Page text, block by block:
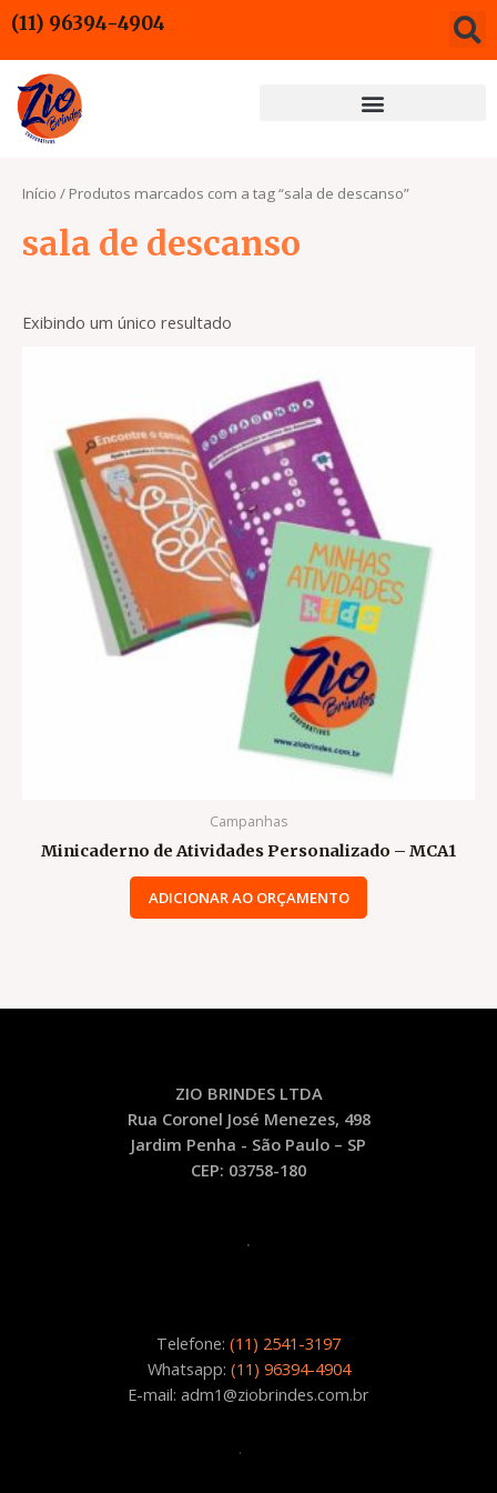
para
o
conteúdo
(11) 96394-4904
Início / Produtos marcados com a tag “sala de descanso”
sala de descanso
Exibindo um único resultado
Campanhas
Minicaderno de Atividades Personalizado – MCA1
ADICIONAR AO ORÇAMENTO
ZIO BRINDES LTDA
Rua Coronel José Menezes, 498
Jardim Penha - São Paulo – SP
CEP: 03758-180
.
Telefone: (11) 2541-3197
Whatsapp: (11) 96394-4904
E-mail: adm1@ziobrindes.com.br
.